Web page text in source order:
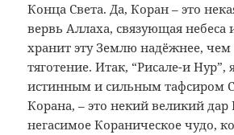
Конца Света. Да, Коран – это
вервь Аллаха, связующая
хранит эту Землю надёжнее,
тяготение. Итак, “Рисале-и
истинным и сильным тафсиром
Корана, – это некий великий
негасимое Кораническое чудо,